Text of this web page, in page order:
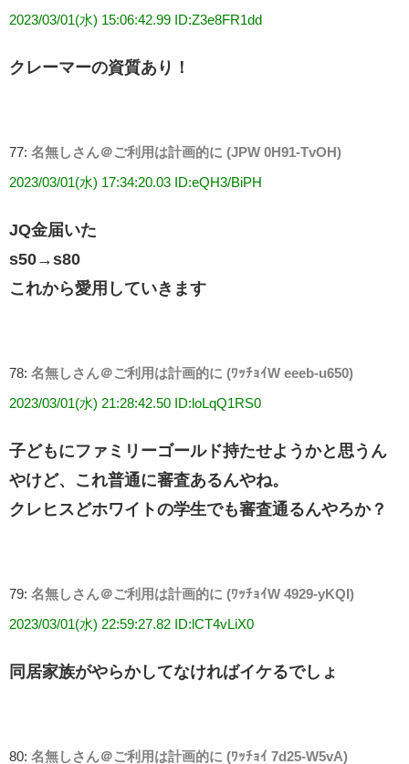
2023/03/01(水) 15:06:42.99 ID:Z3e8FR1dd
クレーマーの資質あり！
77: 名無しさん＠ご利用は計画的に (JPW 0H91-TvOH)
2023/03/01(水) 17:34:20.03 ID:eQH3/BiPH
JQ金届いた
s50→s80
これから愛用していきます
78: 名無しさん＠ご利用は計画的に (ﾜｯﾁｮｲW eeeb-u650)
2023/03/01(水) 21:28:42.50 ID:loLqQ1RS0
子どもにファミリーゴールド持たせようかと思うん
やけど、これ普通に審査あるんやね。
クレヒスどホワイトの学生でも審査通るんやろか？
79: 名無しさん＠ご利用は計画的に (ﾜｯﾁｮｲW 4929-yKQI)
2023/03/01(水) 22:59:27.82 ID:lCT4vLiX0
同居家族がやらかしてなければイケるでしょ
80: 名無しさん＠ご利用は計画的に (ﾜｯﾁｮｲ 7d25-W5vA)